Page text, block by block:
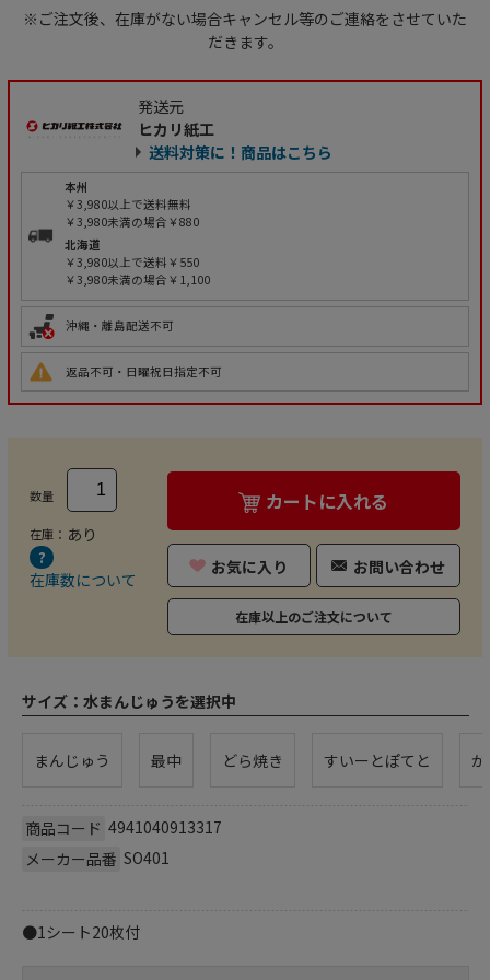
※ご注文後、在庫がない場合キャンセル等のご連絡をさせていた
だきます。
発送元
ヒカリ紙工
送料対策に！商品はこちら
本州
￥3,980以上で送料無料
￥3,980未満の場合￥880
北海道
￥3,980以上で送料￥550
￥3,980未満の場合￥1,100
沖縄・離島配送不可
返品不可・日曜祝日指定不可
数量
在庫： あり
在庫数について
カートに入れる
お気に入り お問い合わせ
在庫以上のご注文について
サイズ： 水まんじゅうを選択中
まんじゅう 最中 どら焼き すいーとぽてと
商品コード 4941040913317
メーカー品番 SO401
●1シート20枚付